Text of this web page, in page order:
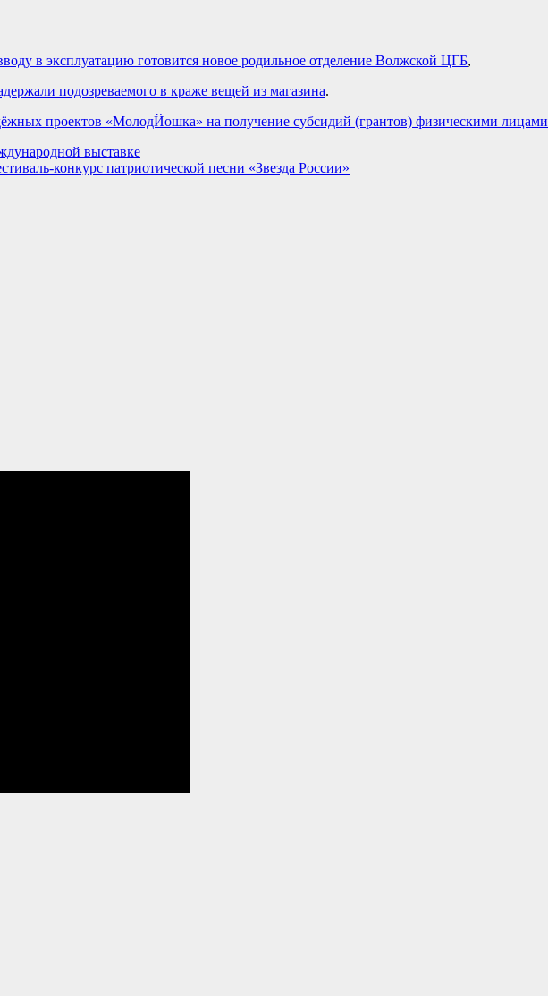
в эксплуатацию готовится новое родильное отделение Волжской ЦГБ,
подозреваемого в краже вещей из магазина.
проектов «МолодЙошка» на получение субсидий (грантов) физическими лицами
выставке
конкурс патриотической песни «Звезда России»